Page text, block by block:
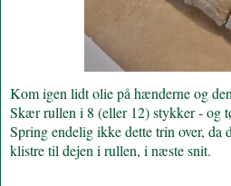
Kom igen lidt olie på hænderne og
Skær rullen i 8 (eller 12) stykker - og
Spring endelig ikke dette trin over, da
klistre til dejen i rullen, i næste snit.